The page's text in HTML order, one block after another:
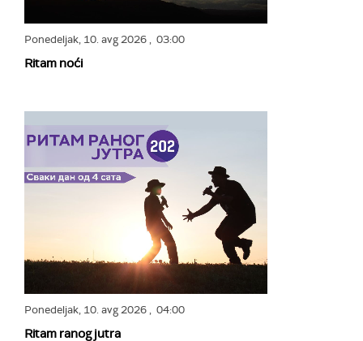
Ponedeljak, 10. avg 2026, 03:00
Ritam noći
Ponedeljak, 10. avg 2026, 04:00
Ritam ranog jutra